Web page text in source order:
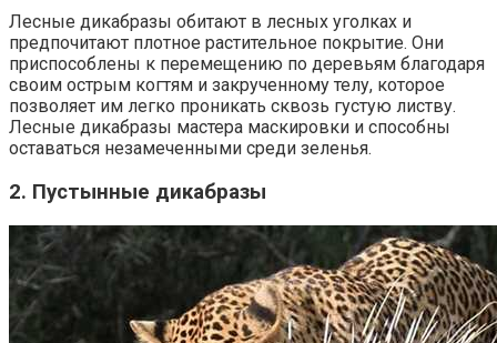
Лесные дикабразы обитают в лесных уголках и
предпочитают плотное растительное покрытие. Они
приспособлены к перемещению по деревьям благодаря
своим острым когтям и закрученному телу, которое
позволяет им легко проникать сквозь густую листву.
Лесные дикабразы мастера маскировки и способны
оставаться незамеченными среди зеленья.
2. Пустынные дикабразы